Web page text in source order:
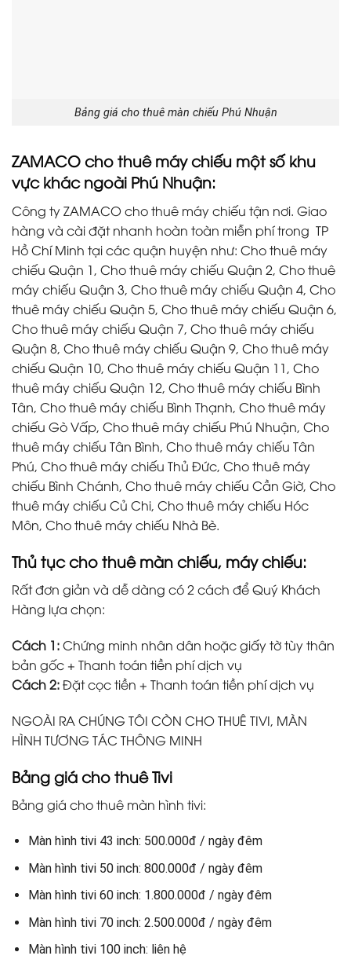
Bảng giá cho thuê màn chiếu Phú Nhuận
ZAMACO cho thuê máy chiếu một số khu
vực khác ngoài Phú Nhuận:
Công ty ZAMACO cho thuê máy chiếu tận nơi. Giao
hàng và cài đặt nhanh hoàn toàn miễn phí trong TP
Hồ Chí Minh tại các quận huyện như: Cho thuê máy
chiếu Quận 1, Cho thuê máy chiếu Quận 2, Cho thuê
máy chiếu Quận 3, Cho thuê máy chiếu Quận 4, Cho
thuê máy chiếu Quận 5, Cho thuê máy chiếu Quận 6,
Cho thuê máy chiếu Quận 7, Cho thuê máy chiếu
Quận 8, Cho thuê máy chiếu Quận 9, Cho thuê máy
chiếu Quận 10, Cho thuê máy chiếu Quận 11, Cho
thuê máy chiếu Quận 12, Cho thuê máy chiếu Bình
Tân, Cho thuê máy chiếu Bình Thạnh, Cho thuê máy
chiếu Gò Vấp, Cho thuê máy chiếu Phú Nhuận, Cho
thuê máy chiếu Tân Bình, Cho thuê máy chiếu Tân
Phú, Cho thuê máy chiếu Thủ Đức, Cho thuê máy
chiếu Bình Chánh, Cho thuê máy chiếu Cần Giờ, Cho
thuê máy chiếu Củ Chi, Cho thuê máy chiếu Hóc
Môn, Cho thuê máy chiếu Nhà Bè.
Thủ tục cho thuê màn chiếu, máy chiếu:
Rất đơn giản và dễ dàng có 2 cách để Quý Khách
Hàng lựa chọn:
Cách 1:Chứng minh nhân dân hoặc giấy tờ tùy thân
bản gốc + Thanh toán tiền phí dịch vụ
Cách 2:Đặt cọc tiền + Thanh toán tiền phí dịch vụ
NGOÀI RA CHÚNG TÔI CÒN CHO THUÊ TIVI, MÀN
HÌNH TƯƠNG TÁC THÔNG MINH
Bảng giá cho thuê Tivi
Bảng giá cho thuê màn hình tivi:
Màn hình tivi 43 inch: 500.000đ / ngày đêm
Màn hình tivi 50 inch: 800.000đ / ngày đêm
Màn hình tivi 60 inch: 1.800.000đ / ngày đêm
Màn hình tivi 70 inch: 2.500.000đ / ngày đêm
Màn hình tivi 100 inch: liên hệ